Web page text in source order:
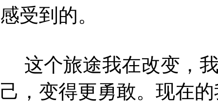
感受到的。
这个旅途我在改变，
己，变得更勇敢。现在